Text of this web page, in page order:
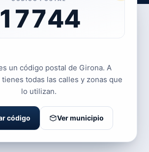
17744
un código postal de Girona. A
todas las calles y zonas que
lo utilizan.
código Ver municipio